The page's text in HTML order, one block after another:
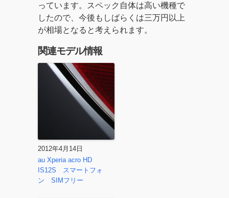
っています。スペック自体は高い機種で
したので、今後もしばらくは三万円以上
が相場となると考えられます。
関連モデル情報
2012年4月14日
au Xperia acro HD
IS12S スマートフォ
ン SIMフリー